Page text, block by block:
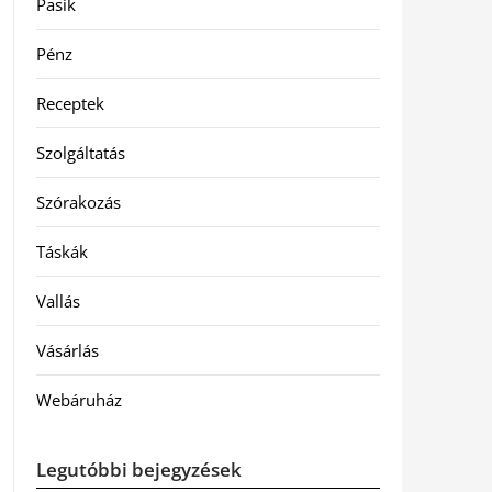
Pasik
Pénz
Receptek
Szolgáltatás
Szórakozás
Táskák
Vallás
Vásárlás
Webáruház
Legutóbbi bejegyzések